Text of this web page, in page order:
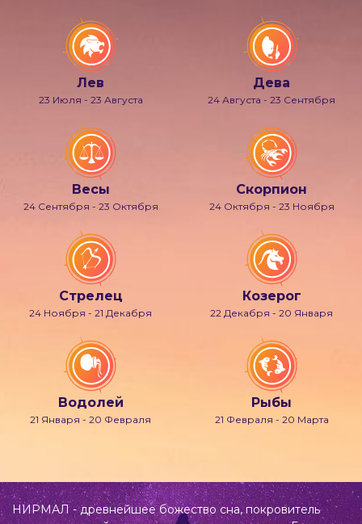
Лев
23 Июля - 23 Августа
Дева
24 Августа - 23 Сентября
Весы
24 Сентября - 23 Октября
Скорпион
24 Октября - 23 Ноября
Стрелец
24 Ноября - 21 Декабря
Козерог
22 Декабря - 20 Января
Водолей
21 Января - 20 Февраля
Рыбы
21 Февраля - 20 Марта
НИРМАЛ - древнейшее божество сна, покровитель